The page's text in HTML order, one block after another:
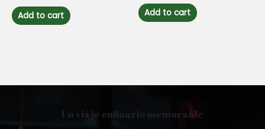
out
of
5
Add to cart
out
of
5
Add to cart
Un viaje culinario memorable